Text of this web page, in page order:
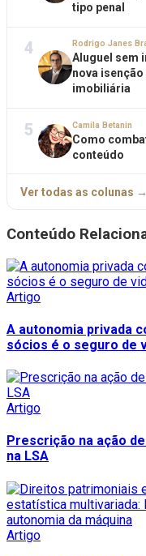
tipo penal
4 Rodrigo Janes
Aluguel sem
nova
imobiliária
5 Camila Betanin
Como
conteúdo
Ver todas as colunas →
Conteúdo
Artigo
A autonomia privada
sócios é o seguro de
Artigo
Prescrição na ação
na LSA
Artigo